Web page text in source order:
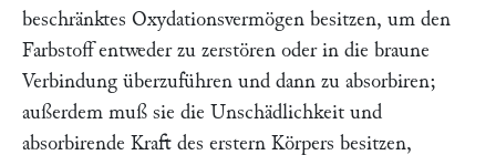
beschränktes Oxydationsvermögen besitzen, um den
Farbstoff entweder zu zerstören oder in die braune
Verbindung überzuführen und dann zu absorbiren;
außerdem muß sie die Unschädlichkeit und
absorbirende Kraft des erstern Körpers besitzen,